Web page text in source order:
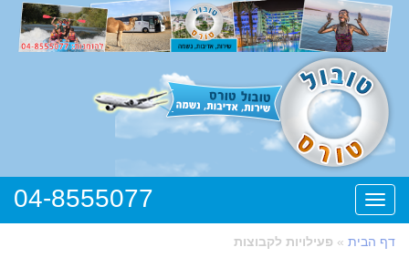
תפריט 04-8555077
דף הבית » פעילויות לקבוצות